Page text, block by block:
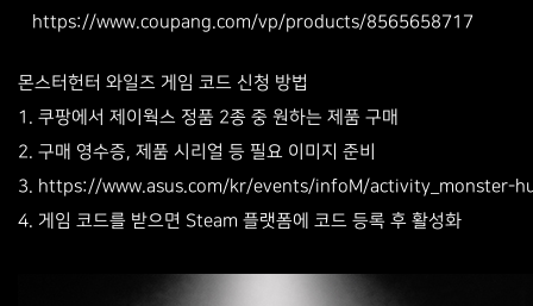
https://www.coupang.com/vp/products/8565658717
몬스터헌터 와일즈 게임 코드 신청 방법
1. 쿠팡에서 제이웍스 정품 2종 중 원하는 제품 구매
2. 구매 영수증, 제품 시리얼 등 필요 이미지 준비
3. https://www.asus.com/kr/events/infoM/activity_monster-
4. 게임 코드를 받으면 Steam 플랫폼에 코드 등록 후 활성화